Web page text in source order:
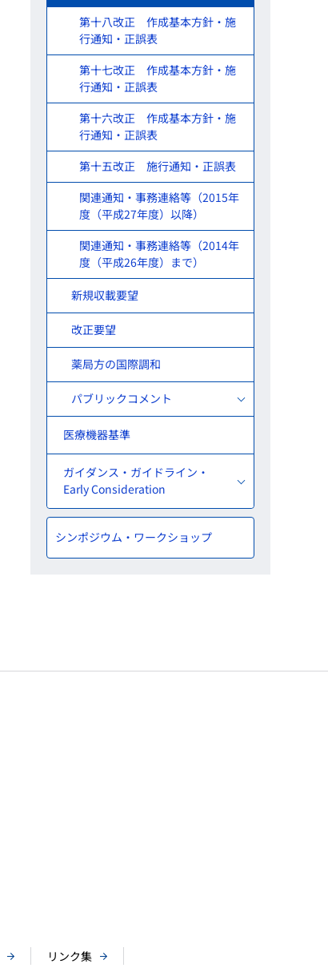
第十八改正 作成基本方針・施
行通知・正誤表
第十七改正 作成基本方針・施
行通知・正誤表
第十六改正 作成基本方針・施
行通知・正誤表
第十五改正 施行通知・正誤表
関連通知・事務連絡等（2015年
度（平成27年度）以降）
関連通知・事務連絡等（2014年
度（平成26年度）まで）
新規収載要望
改正要望
薬局方の国際調和
パブリックコメント
医療機器基準
ガイダンス・ガイドライン・
Early Consideration
シンポジウム・ワークショップ
リンク集